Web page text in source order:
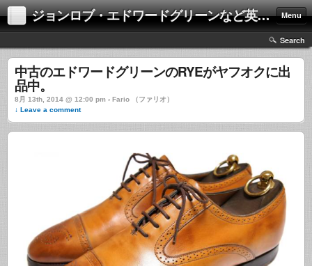
ジョンロブ・エドワードグリーンなど英国靴の激安中古通販情報ブログ Menu
Search
中古のエドワードグリーンのRYEがヤフオクに出
品中。
8月 13th, 2014 @ 12:00 pm › Fario （ファリオ）
↓ Leave a comment